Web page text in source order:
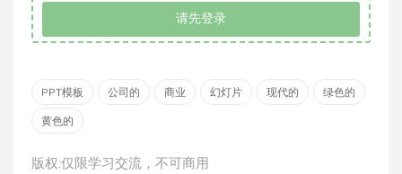
请先登录
PPT模板 公司的 商业 幻灯片 现代的 绿色的
黄色的
版权:仅限学习交流，不可商用